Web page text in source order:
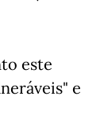
este
e